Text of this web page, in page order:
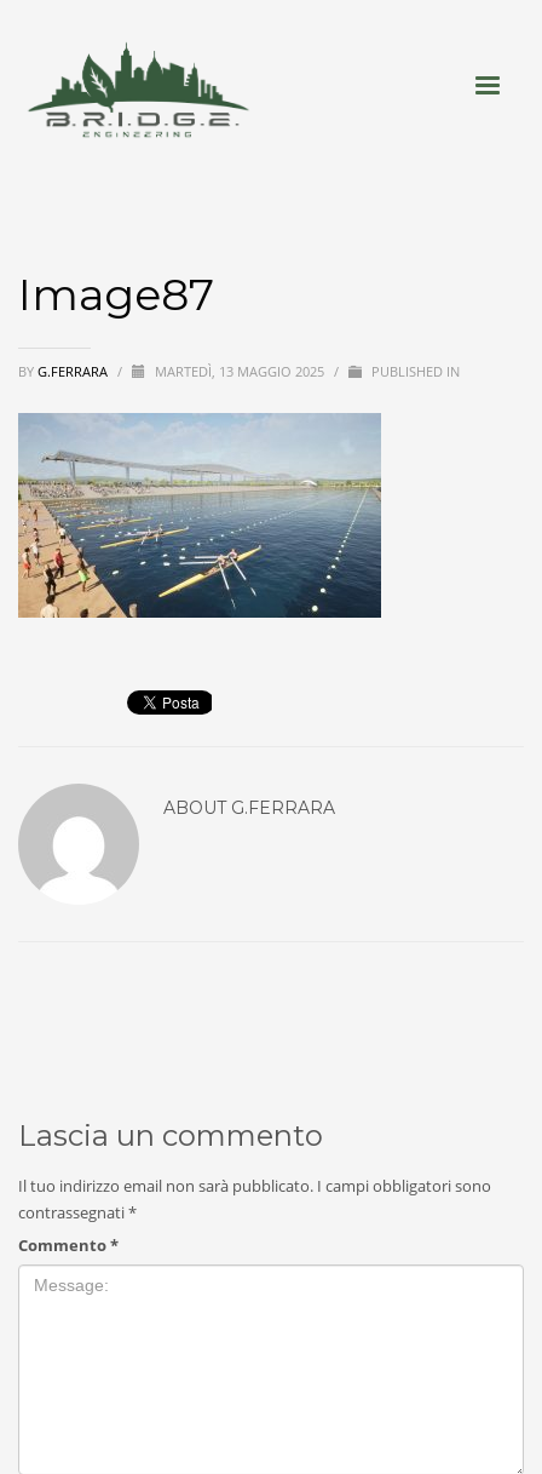
Image87
BY G.FERRARA / MARTEDÌ, 13 MAGGIO 2025 / PUBLISHED IN
ABOUT G.FERRARA
Lascia un commento
Il tuo indirizzo email non sarà pubblicato. I campi obbligatori sono
contrassegnati*
Commento*